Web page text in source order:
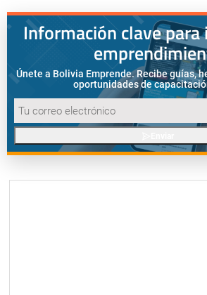
Información clave
Únete a Bolivia Emprende. Recibe guías,
oportunidades de